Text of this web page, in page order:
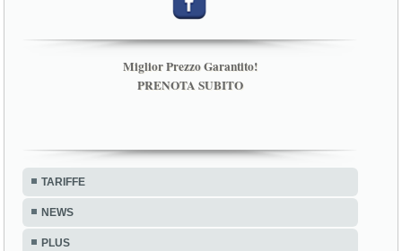
Miglior Prezzo Garantito!
PRENOTA SUBITO
TARIFFE
NEWS
PLUS